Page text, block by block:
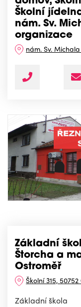
Školní
nám. Sv.
organizace
nám. Sv.
Základní
Štorcha a
Ostroměř
Školní 315,
Základní škola